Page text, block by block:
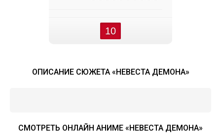
10
ОПИСАНИЕ СЮЖЕТА «НЕВЕСТА ДЕМОНА»
СМОТРЕТЬ ОНЛАЙН АНИМЕ «НЕВЕСТА ДЕМОНА»